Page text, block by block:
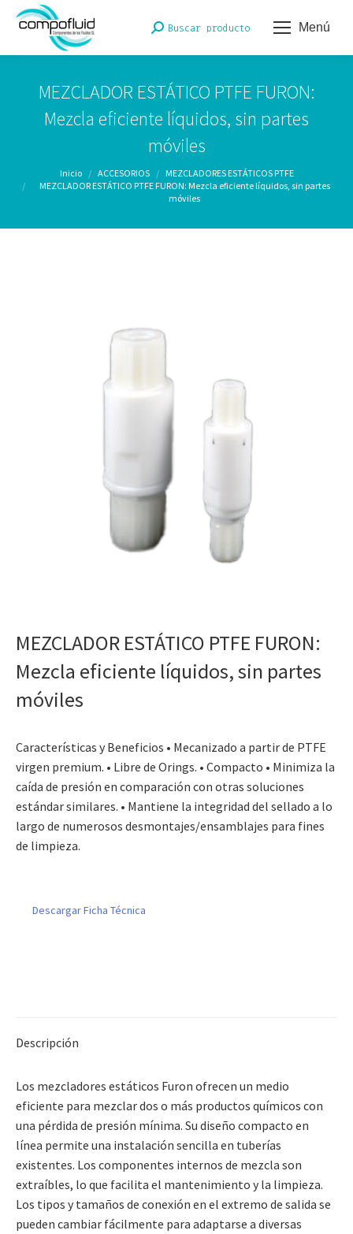
Menú
Buscar:Buscar producto
MEZCLADOR ESTÁTICO PTFE FURON:
Mezcla eficiente líquidos, sin partes
móviles
Estás aquí:
Inicio ACCESORIOS
MEZCLADORES ESTÁTICOS PTFE
MEZCLADOR ESTÁTICO PTFE FURON: Mezcla eficiente líquidos, sin partes
móviles
MEZCLADOR ESTÁTICO PTFE FURON:
Mezcla eficiente líquidos, sin partes
móviles
Características y Beneficios • Mecanizado a partir de PTFE
virgen premium. • Libre de Orings. • Compacto • Minimiza la
caída de presión en comparación con otras soluciones
estándar similares. • Mantiene la integridad del sellado a lo
largo de numerosos desmontajes/ensamblajes para fines
de limpieza.
Descargar Ficha Técnica
Descripción
Los mezcladores estáticos Furon ofrecen un medio
eficiente para mezclar dos o más productos químicos con
una pérdida de presión mínima. Su diseño compacto en
línea permite una instalación sencilla en tuberías
existentes. Los componentes internos de mezcla son
extraíbles, lo que facilita el mantenimiento y la limpieza.
Los tipos y tamaños de conexión en el extremo de salida se
pueden cambiar fácilmente para adaptarse a diversas